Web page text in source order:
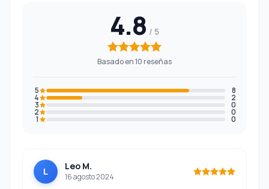
4.8
Basado en 10 reseñas
5 8
4 2
3 0
2 0
1 0
L Leo M.
16 agosto 2024